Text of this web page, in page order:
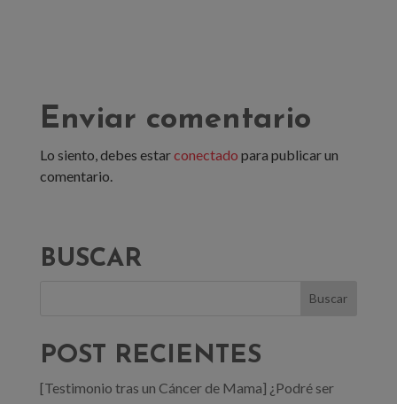
Enviar comentario
Lo siento, debes estarconectado para publicar un
comentario.
BUSCAR
POST RECIENTES
[Testimonio tras un Cáncer de Mama] ¿Podré ser